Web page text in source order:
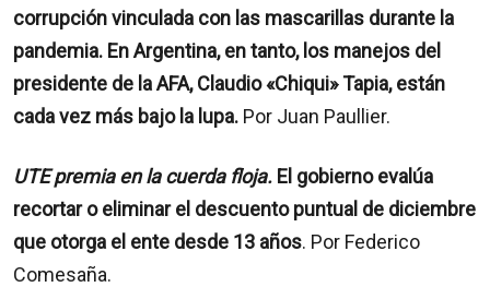
corrupción vinculada con las mascarillas durante la
pandemia. En Argentina, en tanto, los manejos del
presidente de la AFA, Claudio «Chiqui» Tapia, están
cada vez más bajo la lupa. Por Juan Paullier.
UTE premia en la cuerda floja. El gobierno evalúa
recortar o eliminar el descuento puntual de diciembre
que otorga el ente desde 13 años. Por Federico
Comesaña.